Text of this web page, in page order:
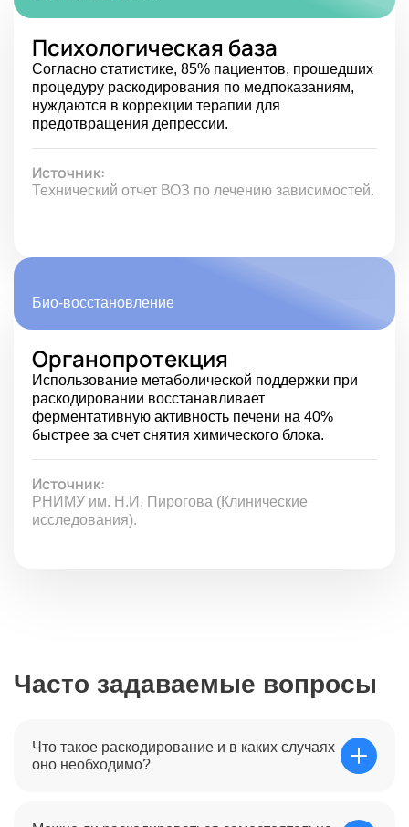
Психологическая база
Согласно статистике, 85% пациентов, прошедших
процедуру раскодирования по медпоказаниям,
нуждаются в коррекции терапии для
предотвращения депрессии.
Источник:
Технический отчет ВОЗ по лечению зависимостей.
Био-восстановление
Органопротекция
Использование метаболической поддержки при
раскодировании восстанавливает
ферментативную активность печени на 40%
быстрее за счет снятия химического блока.
Источник:
РНИМУ им. Н.И. Пирогова (Клинические
исследования).
Часто задаваемые вопросы
Что такое раскодирование и в каких случаях
оно необходимо?
Раскодирование — это процедура нейтрализации